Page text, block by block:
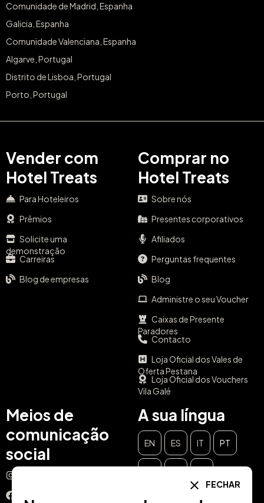
Comunidade de Madrid, Espanha
Galicia, Espanha
Comunidade Valenciana, Espanha
Algarve, Portugal
Distrito de Lisboa, Portugal
Porto, Portugal
Vender com
Hotel Treats
Para Hoteleiros
Prêmios
Solicite uma
demonstração
Carreiras
Blog de empresas
Comprar no
Hotel Treats
Sobre nós
Presentes corporativos
Afiliados
Perguntas frequentes
Blog
Administre o seu Voucher
Caixas de Presente
Paradores
Contacto
Loja Oficial dos Vales de
Oferta Pestana
Loja Oficial dos Vouchers
Vila Galé
Meios de
comunicação
social
A sua língua
EN ES IT PT
FECHAR